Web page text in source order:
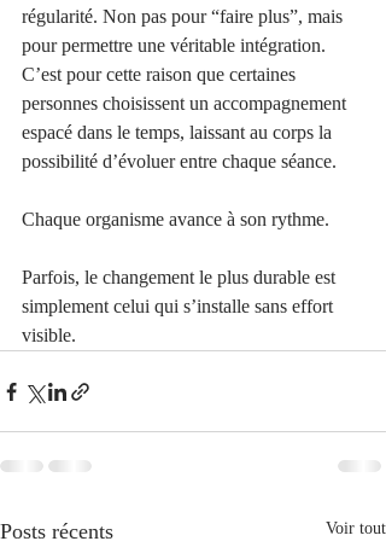
régularité. Non pas pour “faire plus”, mais
pour permettre une véritable intégration.
C’est pour cette raison que certaines
personnes choisissent un accompagnement
espacé dans le temps, laissant au corps la
possibilité d’évoluer entre chaque séance.
Chaque organisme avance à son rythme.
Parfois, le changement le plus durable est
simplement celui qui s’installe sans effort
visible.
Posts récents Voir tout